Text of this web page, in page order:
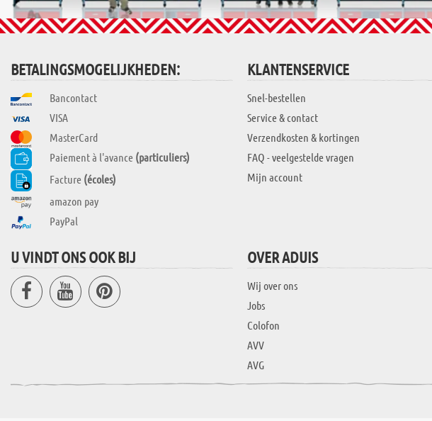
BETALINGSMOGELIJKHEDEN:
Bancontact
VISA
MasterCard
Paiement à l'avance (particuliers)
Facture (écoles)
amazon pay
PayPal
KLANTENSERVICE
Snel-bestellen
Service & contact
Verzendkosten & kortingen
FAQ - veelgestelde vragen
Mijn account
U VINDT ONS OOK BIJ OVER ADUIS
Wij over ons
Jobs
Colofon
AVV
AVG